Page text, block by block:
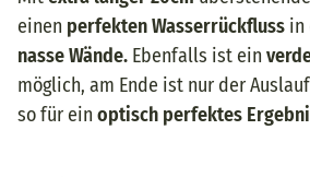
einen perfekten Wasserrückfluss in
nasse Wände. Ebenfalls ist ein
möglich, am Ende ist nur der
so für ein optisch perfektes